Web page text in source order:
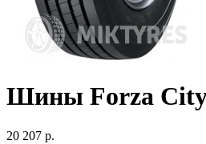
Шины Forza City
20 207 р.